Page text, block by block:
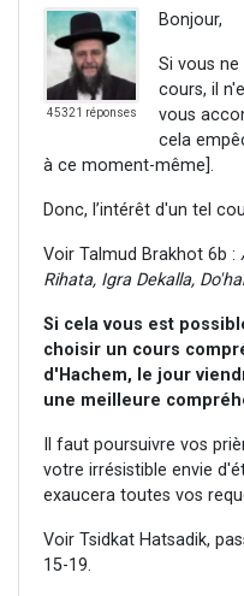
45321 réponses
Bonjour,
Si vous
cours, il
vous
cela
à ce moment-même].
Donc, l’intérêt d'un tel
Voir Talmud Brakhot 6b :
Rihata, Igra Dekalla,
Si cela vous est
choisir un cours
d'Hachem, le jour
une meilleure
Il faut poursuivre vos
votre irrésistible envie
exaucera toutes vos
Voir Tsidkat Hatsadik,
15-19.